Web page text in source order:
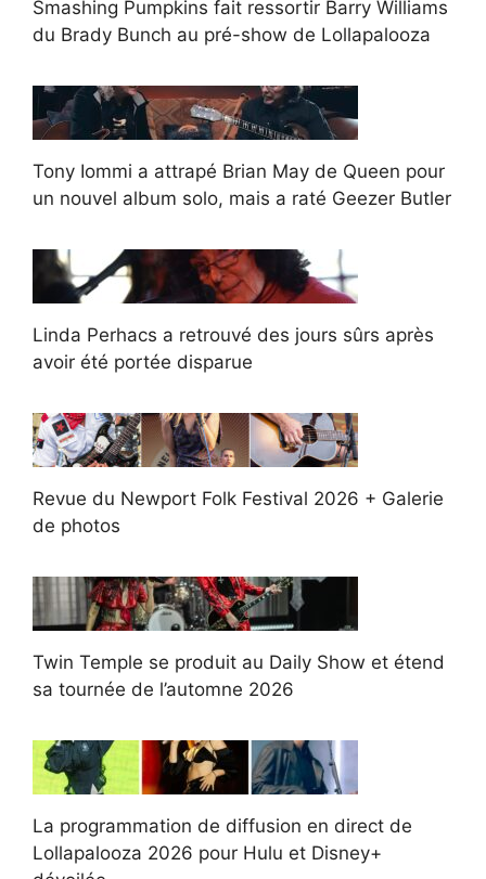
Smashing Pumpkins fait ressortir Barry Williams
du Brady Bunch au pré-show de Lollapalooza
Tony Iommi a attrapé Brian May de Queen pour
un nouvel album solo, mais a raté Geezer Butler
Linda Perhacs a retrouvé des jours sûrs après
avoir été portée disparue
Revue du Newport Folk Festival 2026 + Galerie
de photos
Twin Temple se produit au Daily Show et étend
sa tournée de l’automne 2026
La programmation de diffusion en direct de
Lollapalooza 2026 pour Hulu et Disney+